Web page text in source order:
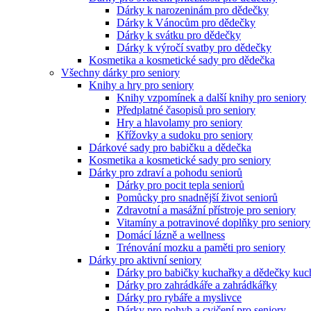
Dárky k narozeninám pro dědečky
Dárky k Vánocům pro dědečky
Dárky k svátku pro dědečky
Dárky k výročí svatby pro dědečky
Kosmetika a kosmetické sady pro dědečka
Všechny dárky pro seniory
Knihy a hry pro seniory
Knihy vzpomínek a další knihy pro seniory
Předplatné časopisů pro seniory
Hry a hlavolamy pro seniory
Křížovky a sudoku pro seniory
Dárkové sady pro babičku a dědečka
Kosmetika a kosmetické sady pro seniory
Dárky pro zdraví a pohodu seniorů
Dárky pro pocit tepla seniorů
Pomůcky pro snadnější život seniorů
Zdravotní a masážní přístroje pro seniory
Vitamíny a potravinové doplňky pro seniory
Domácí lázně a wellness
Trénování mozku a paměti pro seniory
Dárky pro aktivní seniory
Dárky pro babičky kuchařky a dědečky
Dárky pro zahrádkáře a zahrádkářky
Dárky pro rybáře a myslivce